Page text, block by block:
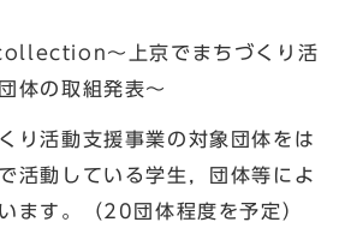
～上京でまちづくり活
体の取組発表～
り活動支援事業の対象団体をは
活動している学生，団体等によ
ます。（20団体程度を予定）